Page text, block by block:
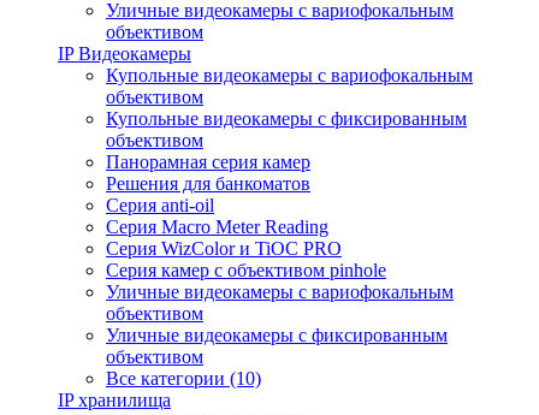
Уличные видеокамеры с вариофокальным
объективом
IP Видеокамеры
Купольные видеокамеры с вариофокальным
объективом
Купольные видеокамеры с фиксированным
объективом
Панорамная серия камер
Решения для банкоматов
Серия anti-oil
Серия Macro Meter Reading
Серия WizColor и TiOC PRO
Серия камер с объективом pinhole
Уличные видеокамеры с вариофокальным
объективом
Уличные видеокамеры с фиксированным
объективом
Все категории (10)
IP хранилища